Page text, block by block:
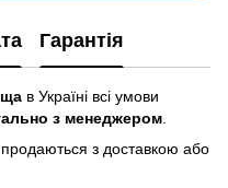
Гарантія
в Україні всі умови
з менеджером
з доставкою або